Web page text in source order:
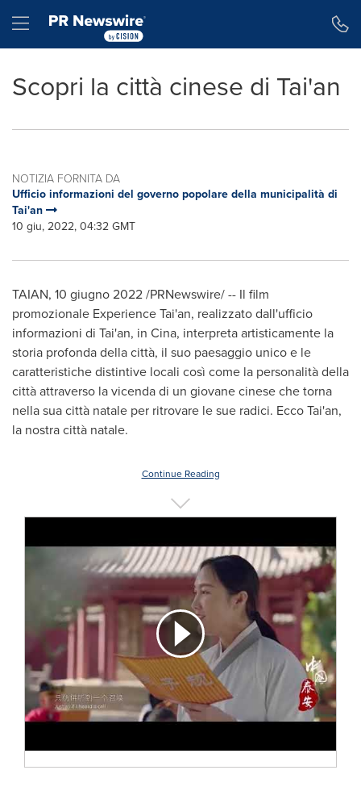
Hamburger menu
Scopri la città cinese di Tai'an
NOTIZIA FORNITA DA
Ufficio informazioni del governo popolare della municipalità di
Tai'an
10 giu, 2022, 04:32 GMT
TAIAN, 10 giugno 2022/PRNewswire/ -- Il film
promozionale Experience Tai'an, realizzato dall'ufficio
informazioni di Tai'an, in Cina, interpreta artisticamente la
storia profonda della città, il suo paesaggio unico e le
caratteristiche distintive locali così come la personalità della
città attraverso la vicenda di un giovane cinese che torna
nella sua città natale per ritrovare le sue radici. Ecco Tai'an,
la nostra città natale.
Continue Reading